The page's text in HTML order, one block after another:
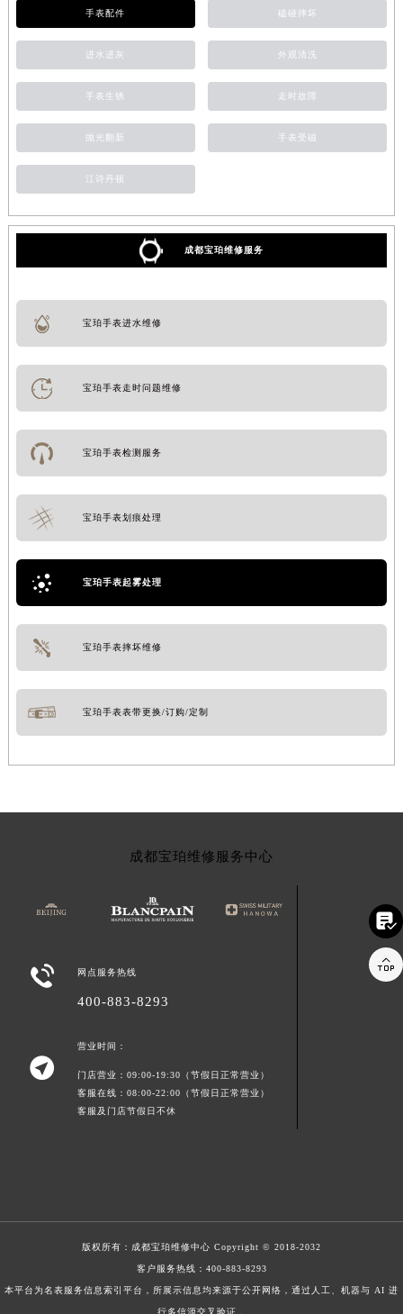
手表配件 磕碰摔坏
进水进灰 外观清洗
手表生锈 走时故障
抛光翻新 手表受磁
江诗丹顿
成都宝珀维修服务
宝珀手表进水维修
宝珀手表走时问题维修
宝珀手表检测服务
宝珀手表划痕处理
宝珀手表起雾处理
宝珀手表摔坏维修
宝珀手表表带更换/订购/定制
成都宝珀维修服务中心
 网点服务热线
400-883-8293

营业时间：
门店营业：09:00-19:30（节假日正常营业）
客服在线：08:00-22:00（节假日正常营业）
客服及门店节假日不休
版权所有： 成都宝珀维修中心 Copyright © 2018-2032
客户服务热线： 400-883-8293
本平台为名表服务信息索引平台，所展示信息均来源于公开网络，通过人工、机器与 AI 进
行多信源交叉验证，

